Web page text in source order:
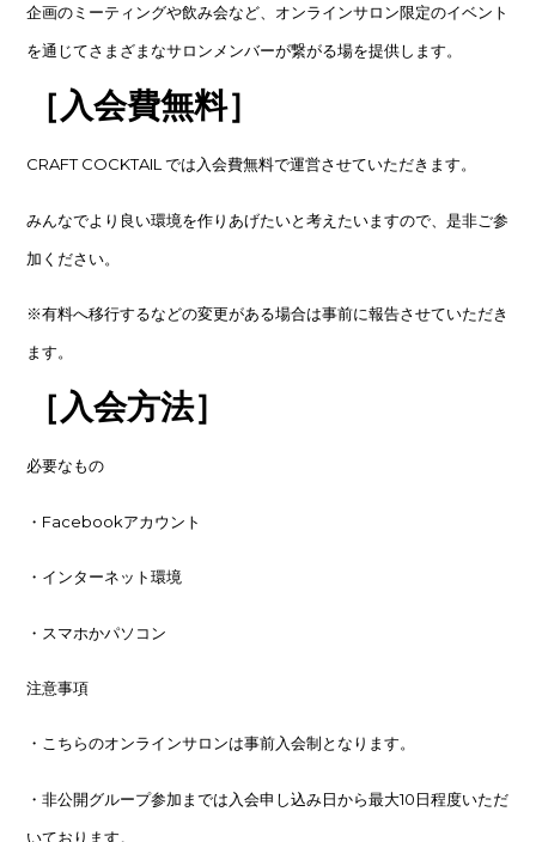
企画のミーティングや飲み会など、オンラインサロン限定のイベント
を通じてさまざまなサロンメンバーが繋がる場を提供します。
［入会費無料］
CRAFT COCKTAIL では入会費無料で運営させていただきます。
みんなでより良い環境を作りあげたいと考えたいますので、是非ご参
加ください。
※有料へ移行するなどの変更がある場合は事前に報告させていただき
ます。
［入会方法］
必要なもの
・Facebookアカウント
・インターネット環境
・スマホかパソコン
注意事項
・こちらのオンラインサロンは事前入会制となります。
・非公開グループ参加までは入会申し込み日から最大10日程度いただ
いております。